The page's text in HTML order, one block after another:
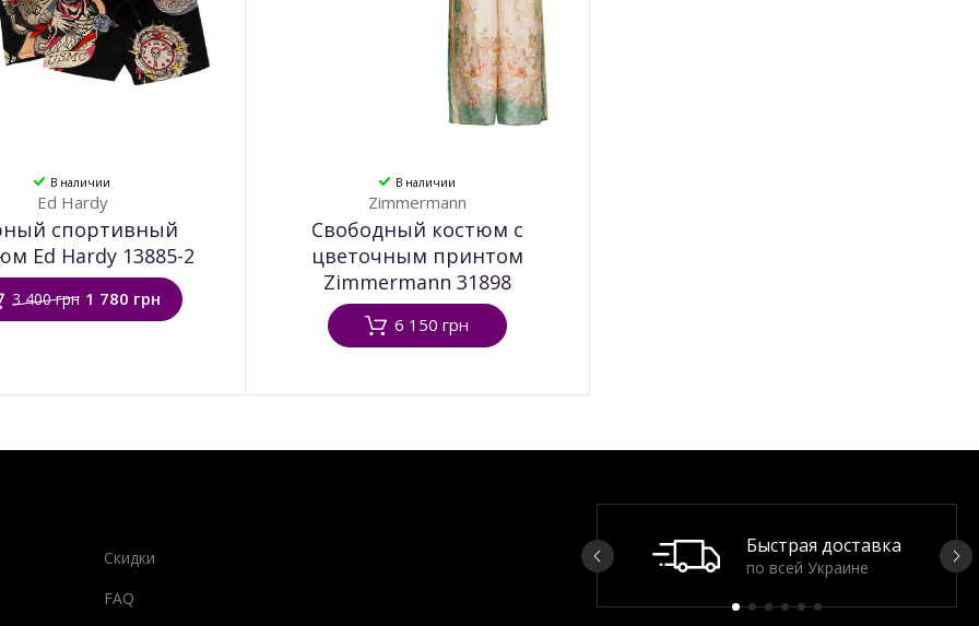
В наличии
Ed Hardy
спортивный
Ed Hardy 13885-2
3 400 грн 1 780 грн
В наличии
Zimmermann
Свободный костюм c
цветочным принтом
Zimmermann 31898
6 150 грн
Скидки
FAQ
Быстрая доставка
по всей Украине